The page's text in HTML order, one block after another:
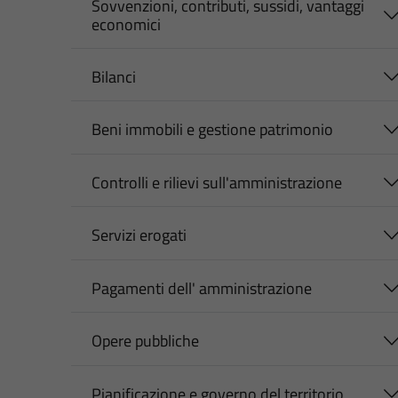
Sovvenzioni, contributi, sussidi, vantaggi
economici
Bilanci
Beni immobili e gestione patrimonio
Controlli e rilievi sull'amministrazione
Servizi erogati
Pagamenti dell' amministrazione
Opere pubbliche